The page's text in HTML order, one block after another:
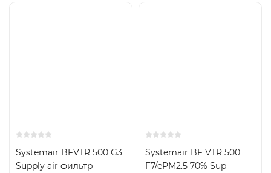
Systemair BFVTR 500 G3
Supply air фильтр
Systemair BF VTR 500
F7/ePM2.5 70% Sup